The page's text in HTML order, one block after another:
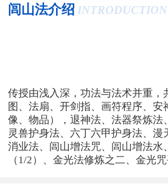
闾山法介绍
传授由浅入深，功法与法术并重，
图、法扇、开剑指、画符程序、安
像、物品），退神法、法器祭炼法
灵兽护身法、六丁六甲护身法、漫
消业法、闾山增法咒、闾山增法水
（1/2）、金光法修炼之二、金光